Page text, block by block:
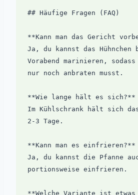
## Häufige Fragen (FAQ)
**Kann man das Gericht
Ja, du kannst das Hühnchen
Vorabend marinieren, sodass
nur noch anbraten musst.
**Wie lange hält es
Im Kühlschrank hält sich
2-3 Tage.
**Kann man es
Ja, du kannst die Pfanne
portionsweise einfrieren.
**Welche Variante ist